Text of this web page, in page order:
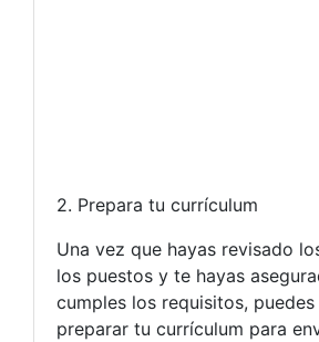
2. Prepara tu currículum
Una vez que hayas revisado
los puestos y te hayas
cumples los requisitos,
preparar tu currículum para